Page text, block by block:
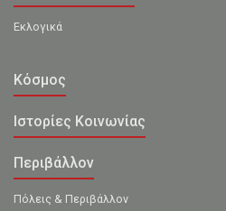
Εκλογικά
Κόσμος
Ιστορίες Κοινωνίας
Περιβάλλον
Πόλεις & Περιβάλλον